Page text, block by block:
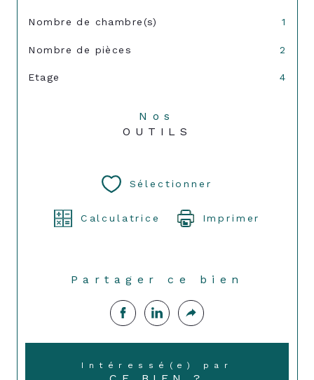
Nombre de chambre(s) 1
Nombre de pièces 2
Etage 4
Nos
OUTILS
Sélectionner
Calculatrice Imprimer
Partager ce bien
Intéressé(e) par